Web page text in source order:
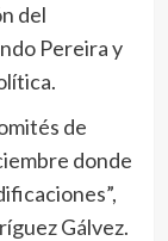
del
Pereira y
de
donde
Gálvez.